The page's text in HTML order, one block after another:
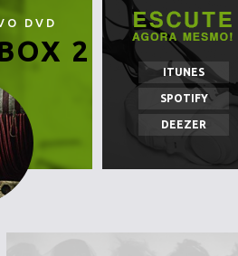
DVD
2
ITUNES
SPOTIFY
DEEZER